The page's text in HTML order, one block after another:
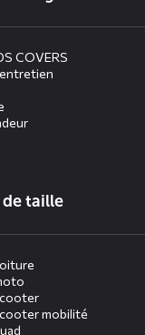
COVERS
taille
mobilité